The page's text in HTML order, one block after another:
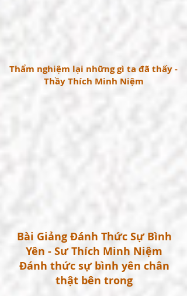
Thẩm nghiệm lại những gì ta đã thấy -
Thầy Thích Minh Niệm
Bài Giảng Đánh Thức Sự Bình
Yên - Sư Thích Minh Niệm
Đánh thức sự bình yên chân
thật bên trong